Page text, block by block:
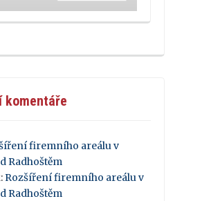
komentáře
firemního areálu v
Radhoštěm
: Rozšíření firemního areálu v
Radhoštěm